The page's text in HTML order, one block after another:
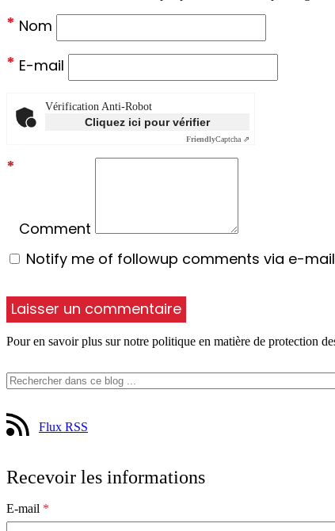
Nom
*
E-mail
*
Vérification Anti-Robot
Cliquez ici pour vérifier
FriendlyCaptcha ⇗
Comment
*
Notify me of followup comments via e-
Pour en savoir plus sur notre politique en matière de protection
Flux RSS
Recevoir les informations
E-mail *